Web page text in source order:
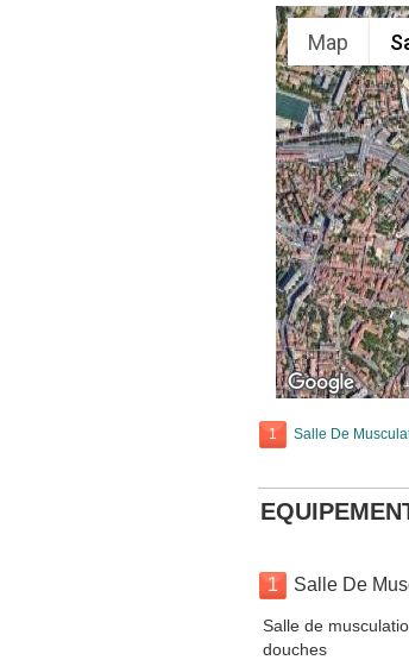
Map
1 Salle De
1 Salle De
Salle de
douches